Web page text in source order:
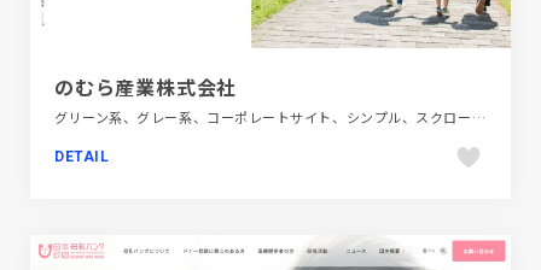
のむら産業株式会社
グリーン系、グレー系、コーポレートサイト、シンプル、スクロールエフェクト、スタイリッシュ、テクノロジー・サイエンス、ブルー系、ホワイト系、モーション多め、大きめ写真
DETAIL